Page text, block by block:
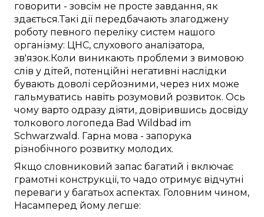
говорити - зовсім не просте завдання, як
здається.Такі дії передбачають злагоджену
роботу певного переліку систем нашого
організму: ЦНС, слухового аналізатора,
зв'язок.Коли виникають проблеми з вимовою
слів у дітей, потенційні негативні наслідки
бувають доволі серйозними, через них може
гальмуватись навіть розумовий розвиток. Ось
чому варто одразу діяти, довірившись досвіду
толкового логопеда Bad Wildbad im
Schwarzwald . Гарна мова - запорука
різнобічного розвитку молодих.
Якщо словниковий запас багатий і включає
грамотні конструкції, то чадо отримує відчутні
переваги у багатьох аспектах. Головним чином,
Насамперед йомулегше: